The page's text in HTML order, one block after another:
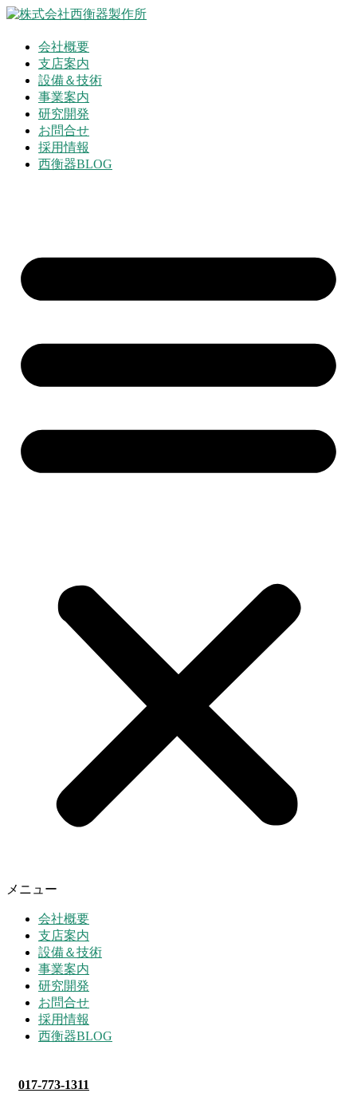
コ
会社概要
支店案内
設備＆技術
事業案内
研究開発
お問合せ
採用情報
西衡器BLOG
メニュー
会社概要
支店案内
設備＆技術
事業案内
研究開発
お問合せ
採用情報
西衡器BLOG
017-773-1311